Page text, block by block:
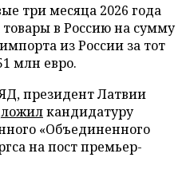
три месяца 2026 года
в Россию на сумму
из России за тот
млн евро.
президент Латвии
кандидатуру
«Объединенного
на пост премьер-